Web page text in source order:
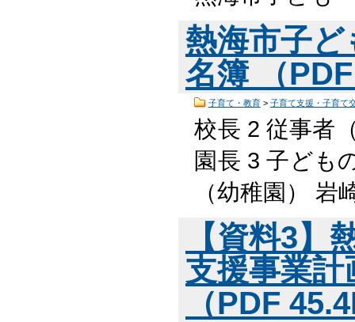
熱海市子ど
名簿 （
子育て・教育> 子育て支援・子育て
校長 2 従事者
園長 3 子ども
（幼稚園）
【資料3】
支援事業
（PDF